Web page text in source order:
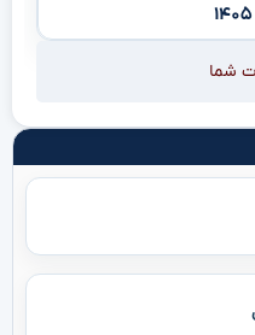
شما